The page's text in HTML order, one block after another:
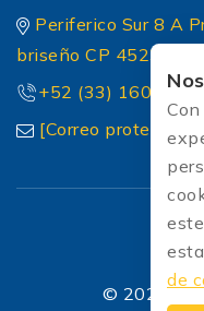
Periferico Sur 8 A
briseño CP 45236
+52 (33) 1604
[Correo protected]
© 2026
de